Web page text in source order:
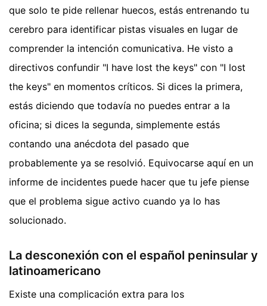
que solo te pide rellenar huecos, estás entrenando tu
cerebro para identificar pistas visuales en lugar de
comprender la intención comunicativa. He visto a
directivos confundir "I have lost the keys" con "I lost
the keys" en momentos críticos. Si dices la primera,
estás diciendo que todavía no puedes entrar a la
oficina; si dices la segunda, simplemente estás
contando una anécdota del pasado que
probablemente ya se resolvió. Equivocarse aquí en un
informe de incidentes puede hacer que tu jefe piense
que el problema sigue activo cuando ya lo has
solucionado.
La desconexión con el español peninsular y
latinoamericano
Existe una complicación extra para los